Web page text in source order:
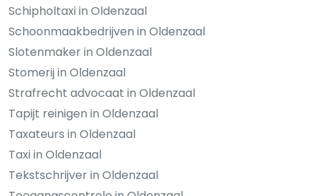
Schipholtaxi in Oldenzaal
Schoonmaakbedrijven in Oldenzaal
Slotenmaker in Oldenzaal
Stomerij in Oldenzaal
Strafrecht advocaat in Oldenzaal
Tapijt reinigen in Oldenzaal
Taxateurs in Oldenzaal
Taxi in Oldenzaal
Tekstschrijver in Oldenzaal